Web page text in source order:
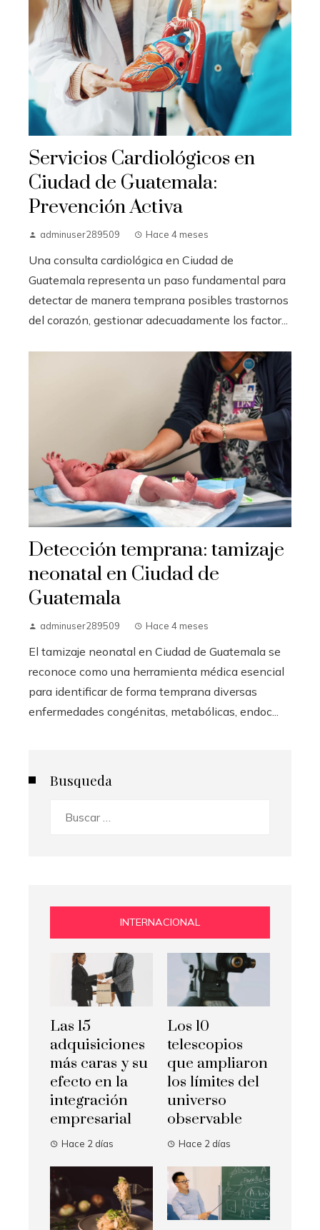
Servicios Cardiológicos en
Ciudad de Guatemala:
Prevención Activa
adminuser289509 Hace 4 meses
Una consulta cardiológica en Ciudad de
Guatemala representa un paso fundamental para
detectar de manera temprana posibles trastornos
del corazón, gestionar adecuadamente los factor...
Detección temprana: tamizaje
neonatal en Ciudad de
Guatemala
adminuser289509 Hace 4 meses
El tamizaje neonatal en Ciudad de Guatemala se
reconoce como una herramienta médica esencial
para identificar de forma temprana diversas
enfermedades congénitas, metabólicas, endoc...
Busqueda
INTERNACIONAL
Las 15
adquisiciones
más caras y su
efecto en la
integración
empresarial
Hace 2 días
Los 10
telescopios
que ampliaron
los límites del
universo
observable
Hace 2 días